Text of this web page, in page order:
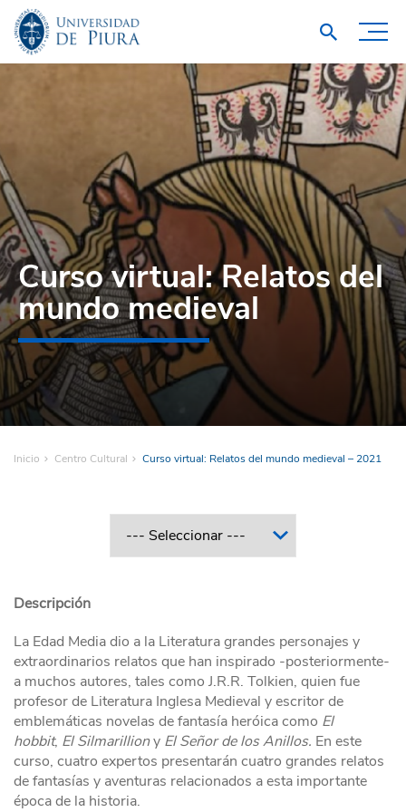
Curso virtual: Relatos del
mundo medieval
Inicio Centro Cultural Curso virtual: Relatos del mundo medieval – 2021
Descripción
La Edad Media dio a la Literatura grandes personajes y
extraordinarios relatos que han inspirado -posteriormente-
a muchos autores, tales como J.R.R. Tolkien, quien fue
profesor de Literatura Inglesa Medieval y escritor de
emblemáticas novelas de fantasía heróica como El
hobbit, El Silmarilliony El Señor de los Anillos. En este
curso, cuatro expertos presentarán cuatro grandes relatos
de fantasías y aventuras relacionados a esta importante
época de la historia.